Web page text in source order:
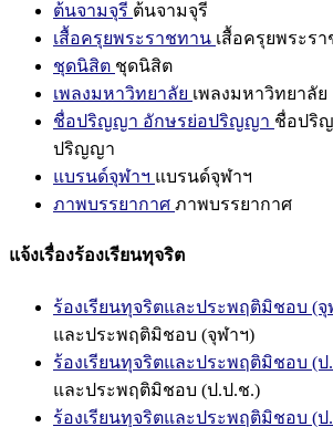
ต้นจามจุรี ต้นจามจุรี
เสื้อครุยพระราชทาน เสื้อครุยพระร
ชุดนิสิต ชุดนิสิต
เพลงมหาวิทยาลัย เพลงมหาวิทยาลัย
ชื่อปริญญา อักษรย่อปริญญา ชื่อปริ
ปริญญา
แบรนด์จุฬาฯ แบรนด์จุฬาฯ
ภาพบรรยากาศ ภาพบรรยากาศ
แจ้งเรื่องร้องเรียนทุจริต
ร้องเรียนทุจริตและประพฤติมิชอบ (จุ
และประพฤติมิชอบ (จุฬาฯ)
ร้องเรียนทุจริตและประพฤติมิชอบ (ป
และประพฤติมิชอบ (ป.ป.ช.)
ร้องเรียนทุจริตและประพฤติมิชอบ (ป